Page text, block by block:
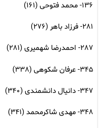
۱۳۶- محمد فتوحی (۱۶۱)
۲۸۱- فرزاد باهر (۲۷۶)
۲۸۷- احمدرضا شهمیری (۲۸۱)
۳۴۵- عرفان شکوهی (۳۳۸)
۳۴۷- دانیال دانشمندی (۳۴۰)
۳۴۸- مهدی شاکرمحمد (۳۴۱)